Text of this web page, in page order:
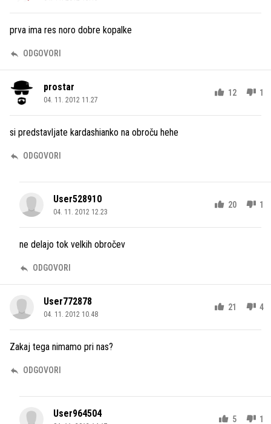
prva ima res noro dobre kopalke
ODGOVORI
prostar
04. 11. 2012 11.27
12 1
si predstavljate kardashianko na obroču hehe
ODGOVORI
User528910
04. 11. 2012 12.23
20 1
ne delajo tok velkih obročev
ODGOVORI
User772878
04. 11. 2012 10.48
21 4
Zakaj tega nimamo pri nas?
ODGOVORI
User964504 5 1